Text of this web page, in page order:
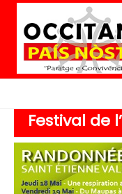
Aller
contenu
Festival de